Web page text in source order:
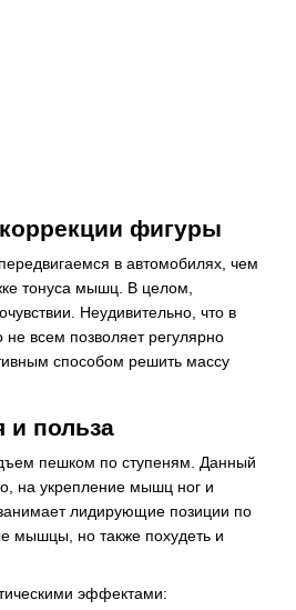
фигуры
в автомобилях, чем
тонуса мышц. В целом,
Неудивительно, что в
всем позволяет регулярно
способом решить массу
польза
пешком по ступеням. Данный
на укрепление мышц ног и
лидирующие позиции по
мышцы, но также похудеть и
эффектами: